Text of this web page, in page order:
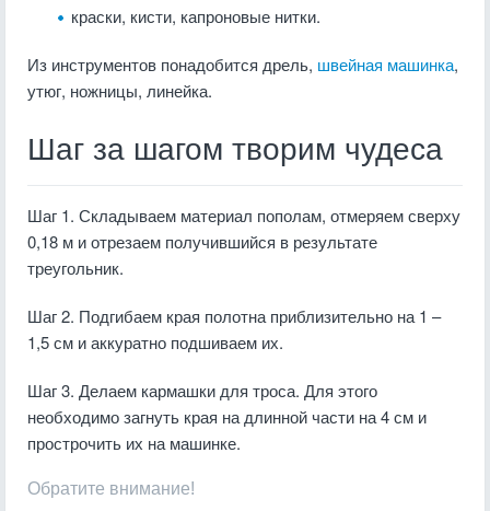
краски, кисти, капроновые нитки.
Из инструментов понадобится дрель, швейная машинка,
утюг, ножницы, линейка.
Шаг за шагом творим чудеса
Шаг 1. Складываем материал пополам, отмеряем сверху
0,18 м и отрезаем получившийся в результате
треугольник.
Шаг 2. Подгибаем края полотна приблизительно на 1 –
1,5 см и аккуратно подшиваем их.
Шаг 3. Делаем кармашки для троса. Для этого
необходимо загнуть края на длинной части на 4 см и
прострочить их на машинке.
Обратите внимание!